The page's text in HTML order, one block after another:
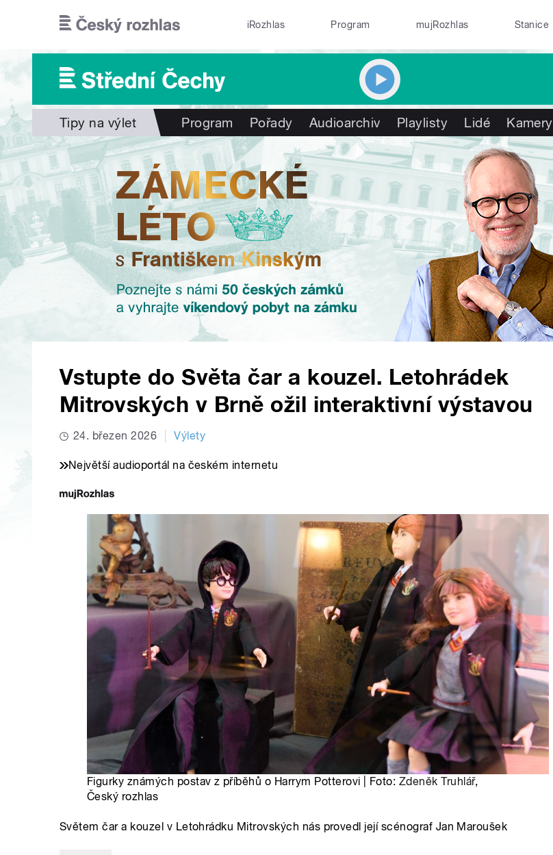
iRozhlas Program mujRozhlas Stanice
Tipy na výlet Program Pořady Audioarchiv Playlisty Lidé Kamery
Vstupte do Světa čar a kouzel. Letohrádek
Mitrovských v Brně ožil interaktivní výstavou
24. březen 2026 Výlety
Největší audioportál na českém internetu
Figurky známých postav z příběhů o Harrym Potterovi | Foto: Zdeněk Truhlář,
Český rozhlas
Světem čar a kouzel v Letohrádku Mitrovských nás provedl její scénograf Jan Maroušek